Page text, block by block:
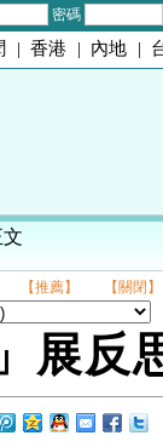
密碼
| 香港 | 內地 |
【推薦】 【關閉】
展反